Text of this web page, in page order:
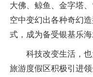
大佛、鲸鱼、金字塔
空中变幻出各种奇幻
式，成为备受银基乐
科技改变生活，
旅游度假区积极引进